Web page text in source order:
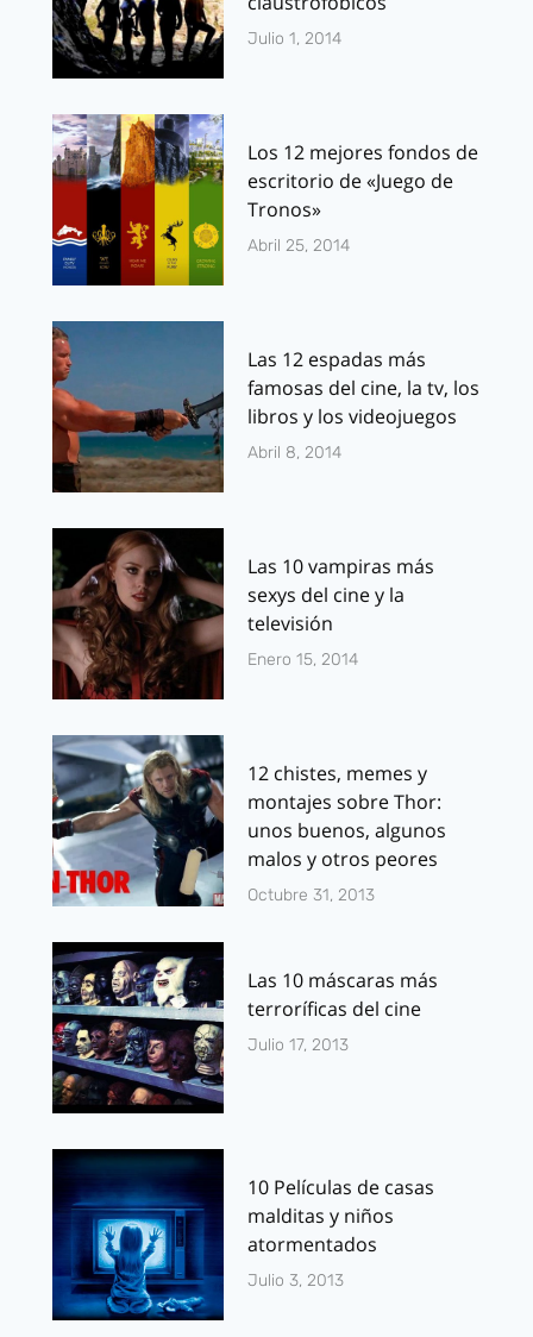
Julio 1, 2014
Los 12 mejores fondos de
escritorio de «Juego de
Tronos»
Abril 25, 2014
Las 12 espadas más
famosas del cine, la tv, los
libros y los videojuegos
Abril 8, 2014
Las 10 vampiras más
sexys del cine y la
televisión
Enero 15, 2014
12 chistes, memes y
montajes sobre Thor:
unos buenos, algunos
malos y otros peores
Octubre 31, 2013
Las 10 máscaras más
terroríficas del cine
Julio 17, 2013
10 Películas de casas
malditas y niños
atormentados
Julio 3, 2013